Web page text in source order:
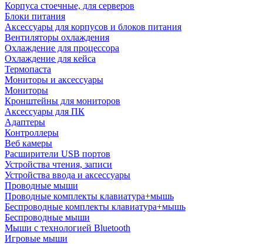
Корпуса стоечные, для серверов
Блоки питания
Аксессуары для корпусов и блоков питания
Вентиляторы охлаждения
Охлаждение для процессора
Охлаждение для кейса
Термопаста
Мониторы и аксессуары
Мониторы
Кронштейны для мониторов
Аксессуары для ПК
Адаптеры
Контроллеры
Веб камеры
Расширители USB портов
Устройства чтения, записи
Устройства ввода и аксессуары
Проводные мыши
Проводные комплекты клавиатура+мышь
Беспроводные комплекты клавиатура+мышь
Беспроводные мыши
Мыши с технологией Bluetooth
Игровые мыши